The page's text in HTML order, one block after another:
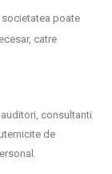
societatea poate
catre
consultanti
de